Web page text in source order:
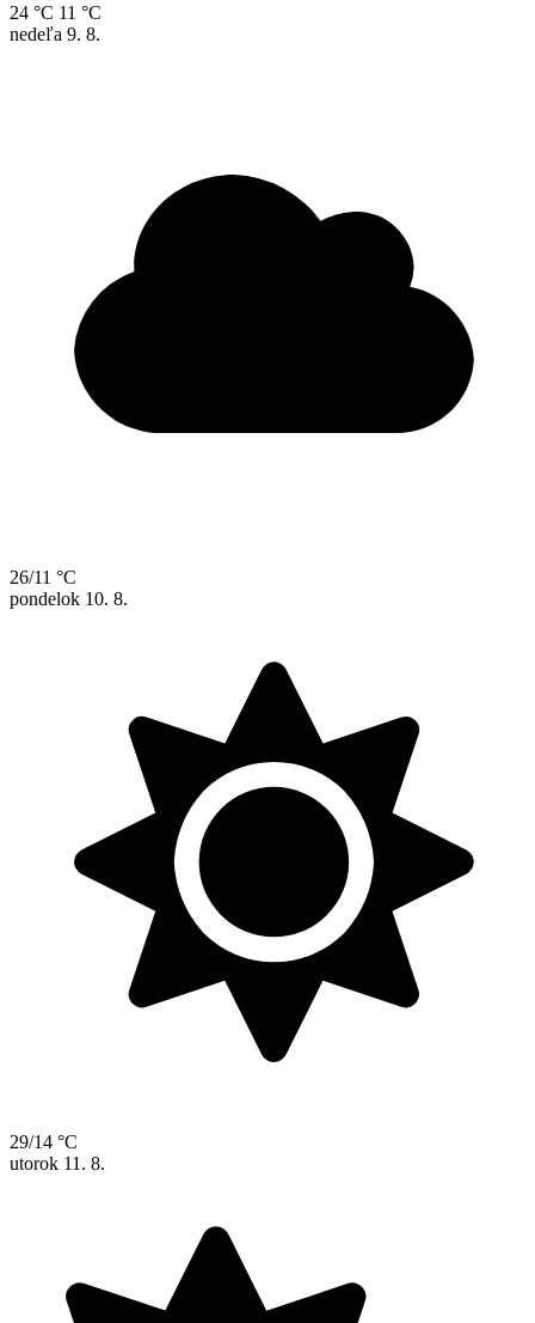
24 °C 11 °C
nedeľa 9. 8.
26/11 °C
pondelok 10. 8.
29/14 °C
utorok 11. 8.